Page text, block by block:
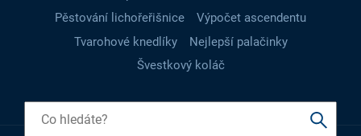
Pěstování lichořeřišnice
Výpočet ascendentu
Tvarohové knedlíky
Nejlepší palačinky
Švestkový koláč